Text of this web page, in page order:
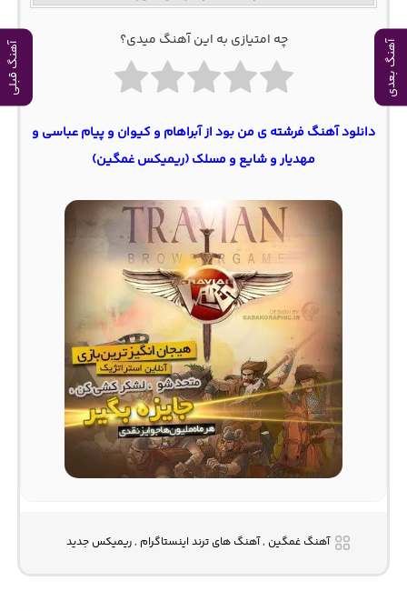
آهنگ بعدی آهنگ قبلی
چه امتیازی به این آهنگ میدی؟
دانلود آهنگ فرشته ی من بود از آبراهام و کیوان و پیام عباسی و
مهدیار و شایع و مسلک (ریمیکس غمگین)
آهنگ غمگین , آهنگ های ترند اینستاگرام , ریمیکس جدید